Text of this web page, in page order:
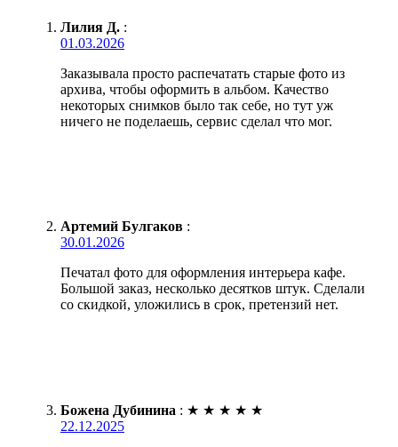
Лилия Д. :
01.03.2026
Заказывала просто распечатать старые фото из
архива, чтобы оформить в альбом. Качество
некоторых снимков было так себе, но тут уж
ничего не поделаешь, сервис сделал что мог.
Артемий Булгаков :
30.01.2026
Печатал фото для оформления интерьера кафе.
Большой заказ, несколько десятков штук. Сделали
со скидкой, уложились в срок, претензий нет.
Божена Дубинина : ★ ★ ★ ★ ★
22.12.2025